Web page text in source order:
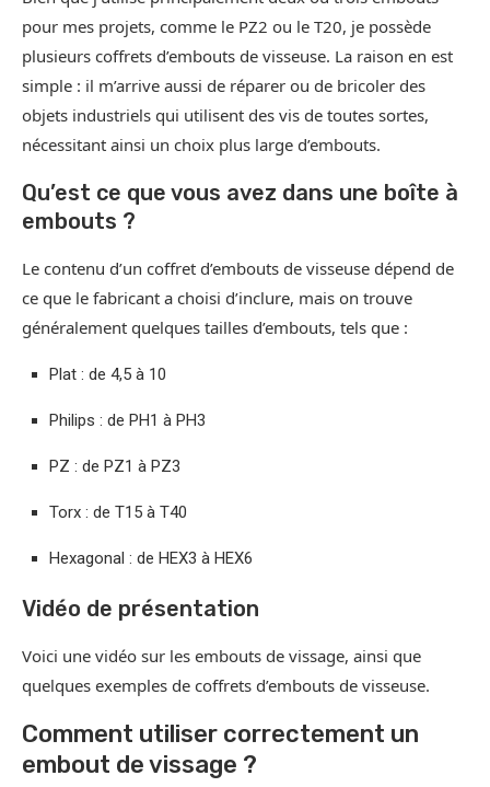
pour mes projets, comme le PZ2 ou le T20, je possède
plusieurs coffrets d’embouts de visseuse. La raison en est
simple : il m’arrive aussi de réparer ou de bricoler des
objets industriels qui utilisent des vis de toutes sortes,
nécessitant ainsi un choix plus large d’embouts.
Qu’est ce que vous avez dans une boîte à
embouts ?
Le contenu d’un coffret d’embouts de visseuse dépend de
ce que le fabricant a choisi d’inclure, mais on trouve
généralement quelques tailles d’embouts, tels que :
Plat : de 4,5 à 10
Philips : de PH1 à PH3
PZ : de PZ1 à PZ3
Torx : de T15 à T40
Hexagonal : de HEX3 à HEX6
Vidéo de présentation
Voici une vidéo sur les embouts de vissage, ainsi que
quelques exemples de coffrets d’embouts de visseuse.
Comment utiliser correctement un
embout de vissage ?